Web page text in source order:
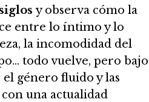
y observa cómo la
entre lo íntimo y lo
la incomodidad del
todo vuelve, pero bajo
el género fluido y las
una actualidad